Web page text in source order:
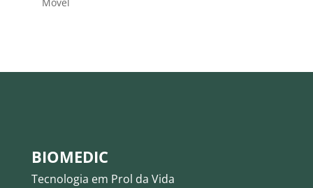
BIOMEDIC
Tecnologia em Prol da Vida